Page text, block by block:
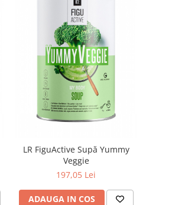
LR FiguActive Supă Yummy
Veggie
197,05 Lei
ADAUGA IN COS